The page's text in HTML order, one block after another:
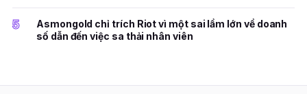
5
Asmongold chỉ trích Riot vì một sai lầm lớn về doanh
số dẫn đến việc sa thải nhân viên